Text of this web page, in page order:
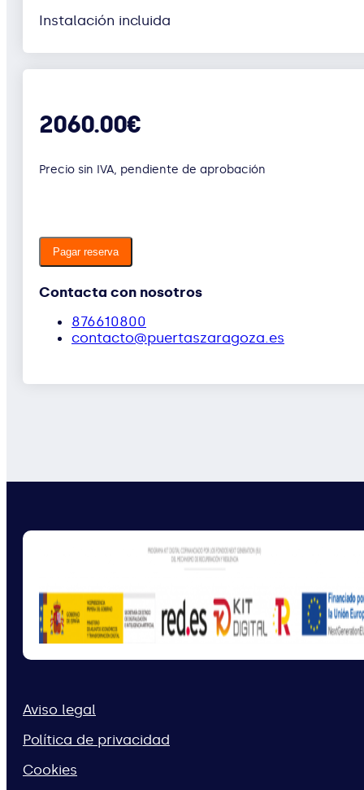
Instalación incluida
2060.00€
Precio sin IVA, pendiente de aprobación
Pagar reserva
Contacta con nosotros
876610800
contacto@puertaszaragoza.es
Aviso legal
Política de privacidad
Cookies